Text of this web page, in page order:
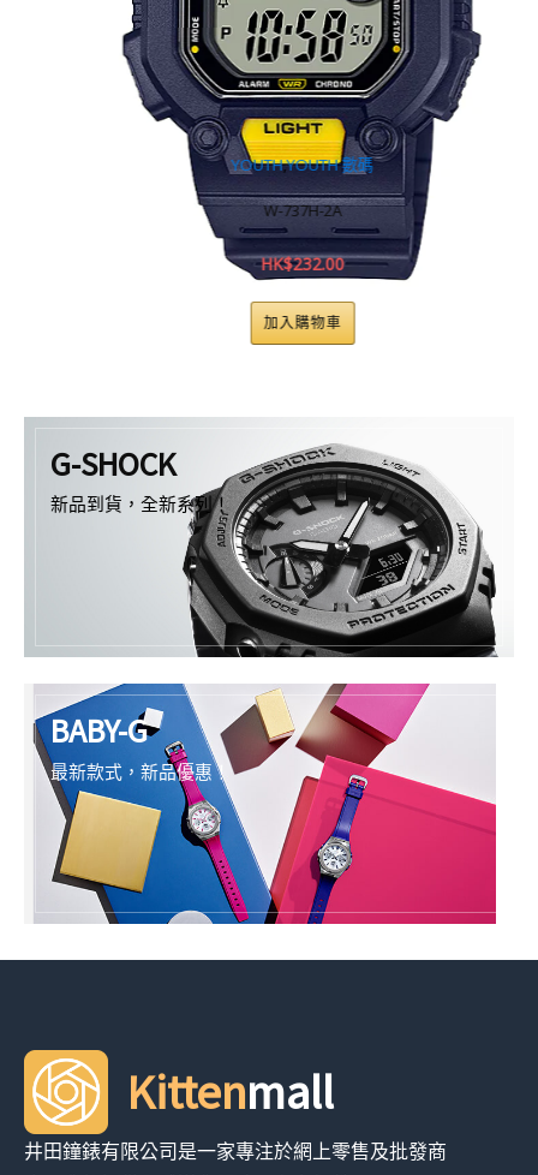
YOUTH,YOUTH 數碼
W-737H-2A
HK$232.00
加入購物車
G-SHOCK
新品到貨，全新系列！
BABY-G
最新款式，新品優惠！
Kittenmall
井田鐘錶有限公司是一家專注於網上零售及批發商